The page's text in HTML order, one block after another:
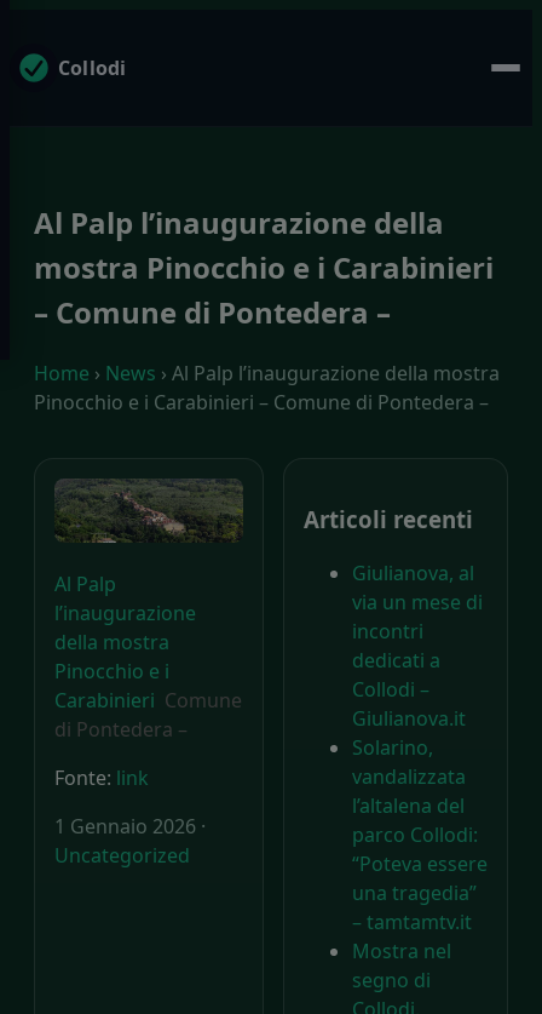
Collodi
Al Palp l’inaugurazione della
mostra Pinocchio e i Carabinieri
– Comune di Pontedera –
Home › News › Al Palp l’inaugurazione della mostra
Pinocchio e i Carabinieri – Comune di Pontedera –
Al Palp
l’inaugurazione
della mostra
Pinocchio e i
Carabinieri Comune
di Pontedera –
Fonte: link
1 Gennaio 2026 ·
Uncategorized
Articoli recenti
Giulianova, al
via un mese di
incontri
dedicati a
Collodi –
Giulianova.it
Solarino,
vandalizzata
l’altalena del
parco Collodi:
“Poteva essere
una tragedia”
– tamtamtv.it
Mostra nel
segno di